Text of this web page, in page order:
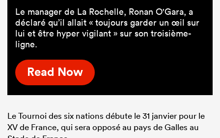
Le manager de La Rochelle, Ronan O'Gara, a
déclaré qu’il allait « toujours garder un œil sur
lui et être hyper vigilant » sur son troisième-
ligne.
Read Now
Le Tournoi des six nations débute le 31 janvier pour le
XV de France, qui sera opposé au pays de Galles au